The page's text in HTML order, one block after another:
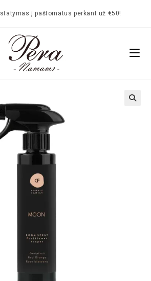
į paštomatus perkant už €50!